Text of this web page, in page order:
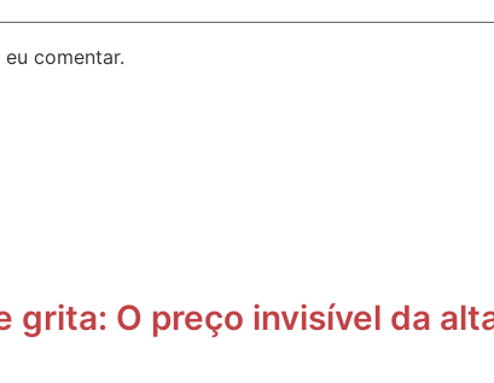
comentar.
grita: O preço invisível da